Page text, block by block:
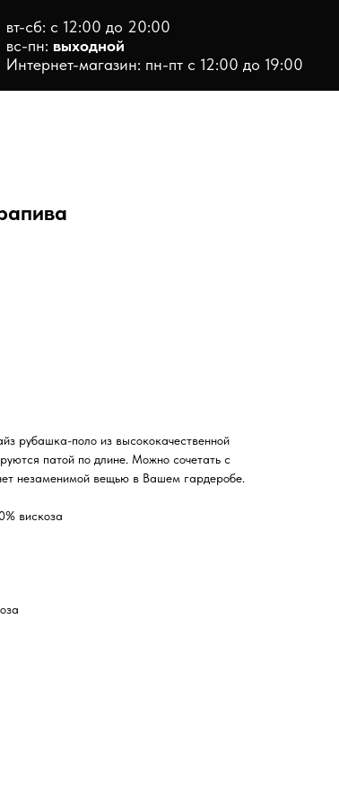
вт-сб: с 12:00 до 20:00
вс-пн: выходной
Интернет-магазин: пн-пт с 12:00 до 19:00
рубашка-поло из высококачественной
патой по длине. Можно сочетать с
незаменимой вещью в Вашем гардеробе.
вискоза